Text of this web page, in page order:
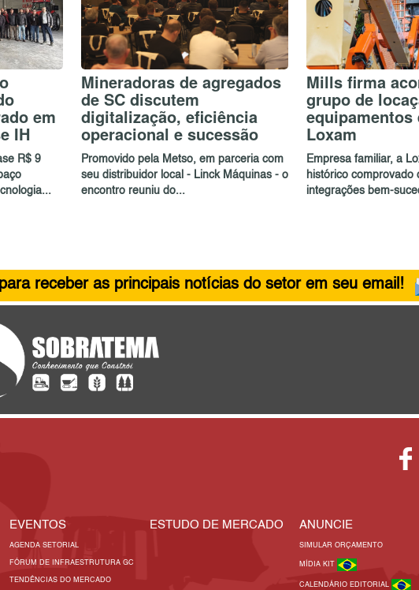
em
IH
R$ 9
Mineradoras de agregados
de SC discutem
digitalização, eficiência
operacional e sucessão
Promovido pela Metso, em parceria com
seu distribuidor local - Linck Máquinas - o
encontro reuniu do...
Mills firma
grupo de
equipamentos
Loxam
Empresa familiar, a
histórico comprovado
integrações bem-
receber as principais notícias do setor em seu email!
EVENTOS
AGENDA SETORIAL
FÓRUM DE INFRAESTRUTURA GC
TENDÊNCIAS DO MERCADO
ESTUDO DE MERCADO ANUNCIE
SIMULAR ORÇAMENTO
MÍDIA KIT
CALENDÁRIO EDITORIAL